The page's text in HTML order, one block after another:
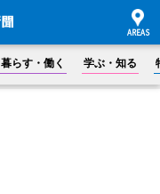
暮らす・働く 学ぶ・知る